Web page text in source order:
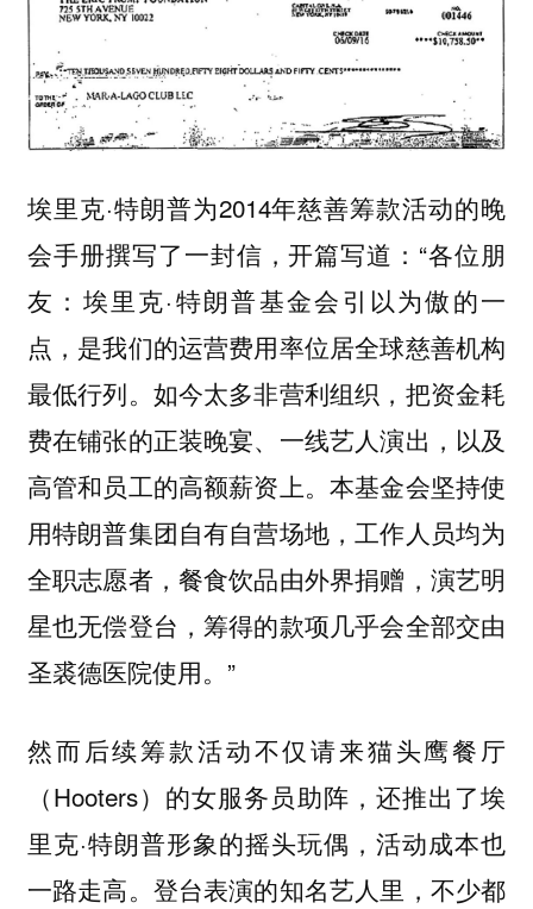
埃里克·特朗普为2014年慈善筹款活动的晚
会手册撰写了一封信，开篇写道：“各位朋
友：埃里克·特朗普基金会引以为傲的一
点，是我们的运营费用率位居全球慈善机构
最低行列。如今太多非营利组织，把资金耗
费在铺张的正装晚宴、一线艺人演出，以及
高管和员工的高额薪资上。本基金会坚持使
用特朗普集团自有自营场地，工作人员均为
全职志愿者，餐食饮品由外界捐赠，演艺明
星也无偿登台，筹得的款项几乎会全部交由
圣裘德医院使用。”
然而后续筹款活动不仅请来猫头鹰餐厅
（Hooters）的女服务员助阵，还推出了埃
里克·特朗普形象的摇头玩偶，活动成本也
一路走高。登台表演的知名艺人里，不少都